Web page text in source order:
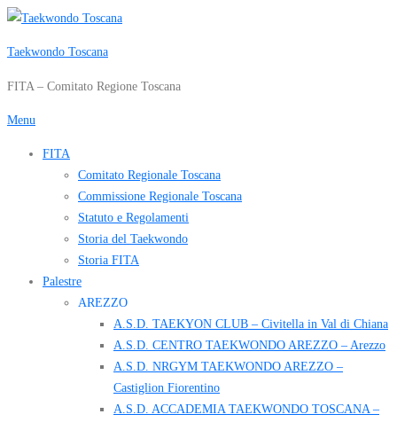
Passa
contenuto
Taekwondo Toscana
FITA – Comitato Regione Toscana
Menu
FITA
Comitato Regionale Toscana
Commissione Regionale Toscana
Statuto e Regolamenti
Storia del Taekwondo
Storia FITA
Palestre
AREZZO
A.S.D. TAEKYON CLUB – Civitella in Val di Chiana
A.S.D. CENTRO TAEKWONDO AREZZO – Arezzo
A.S.D. NRGYM TAEKWONDO AREZZO –
Castiglion Fiorentino
A.S.D. ACCADEMIA TAEKWONDO TOSCANA –